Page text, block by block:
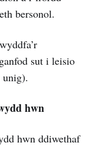
bersonol.
sut i leisio
unig).
hwn
hwn ddiwethaf